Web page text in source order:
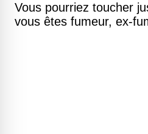
Vous pourriez toucher
vous êtes fumeur, ex-